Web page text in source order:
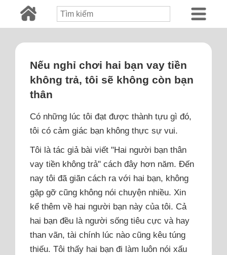
Nếu nghỉ chơi hai bạn vay tiền
không trả, tôi sẽ không còn bạn
thân
Có những lúc tôi đạt được thành tựu gì đó,
tôi có cảm giác bạn không thực sự vui.
Tôi là tác giả bài viết "Hai người bạn thân
vay tiền không trả" cách đây hơn năm. Đến
nay tôi đã giãn cách ra với hai bạn, không
gặp gỡ cũng không nói chuyện nhiều. Xin
kể thêm về hai người bạn này của tôi. Cả
hai bạn đều là người sống tiêu cực và hay
than vãn, tài chính lúc nào cũng kêu túng
thiếu. Tôi thấy hai bạn đi làm luôn nói xấu